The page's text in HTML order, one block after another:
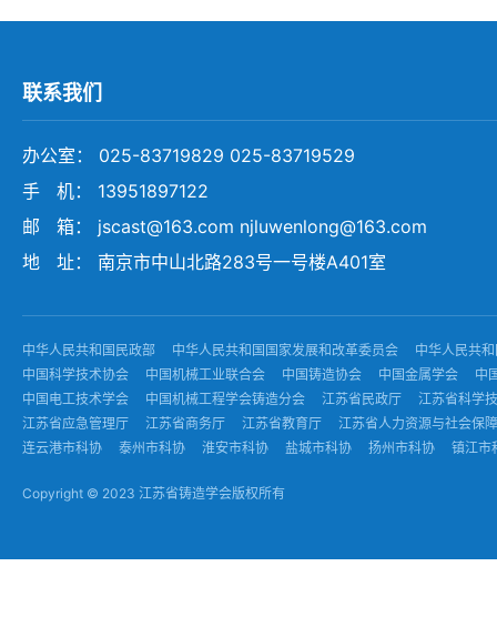
联系我们
办公室： 025-83719829 025-83719529
手 机： 13951897122
邮 箱： jscast@163.com njluwenlong@163.com
地 址： 南京市中山北路283号一号楼A401室
中华人民共和国民政部 中华人民共和国国家发展和改革委员会
中华人民共
中国科学技术协会
中国机械工业联合会 中国铸造协会 中国金属学会
中
中国电工技术学会
中国机械工程学会铸造分会 江苏省民政厅
江苏省科学
江苏省应急管理厅
江苏省商务厅 江苏省教育厅
江苏省人力资源与社会保
连云港市科协
泰州市科协 淮安市科协 盐城市科协 扬州市科协 镇江市
Copyright © 2023 江苏省铸造学会版权所有